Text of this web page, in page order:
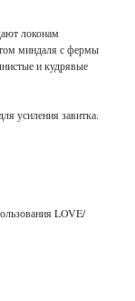
локонам
миндаля с фермы
и кудрявые
усиления завитка.
LOVE/